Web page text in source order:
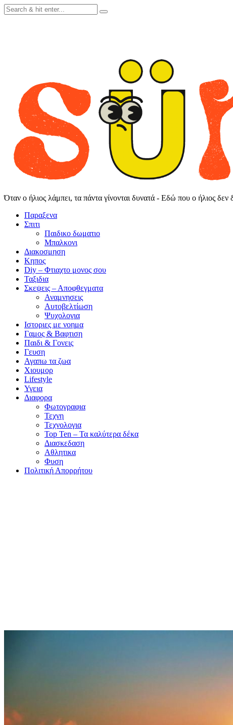
Skip
to
Όταν ο ήλιος λάμπει, τα πάντα γίνονται δυνατά - Εδώ που ο ήλιος
Παραξενα
Σπιτι
Παιδικο δωματιο
Μπαλκονι
Διακοσμηση
Κηπος
Diy – Φτιαχτο μονος σου
Ταξιδια
Σκεψεις – Αποφθεγματα
Αναμνησεις
Αυτοβελτίωση
Ψυχολογια
Ιστοριες με νοημα
Γαμος & Βαφτιση
Παιδι & Γονεις
Γευση
Αγαπω τα ζωα
Xιουμορ
Lifestyle
Υγεια
Διαφορα
Φωτογραφια
Τεχνη
Τεχνολογια
Top Ten – Τα καλύτερα δέκα
Διασκεδαση
Αθλητικα
Φυση
Πολιτική Απορρήτου